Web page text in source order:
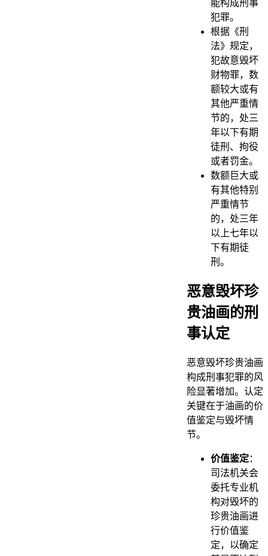
能构成刑事
犯罪。
根据《刑
法》规定，
犯故意毁坏
财物罪，数
额较大或有
其他严重情
节的，处三
年以下有期
徒刑、拘役
或者罚金。
数额巨大或
有其他特别
严重情节
的，处三年
以上七年以
下有期徒
刑。
恶意毁坏珍
贵油画的刑
事认定
恶意毁坏珍贵油画
构成刑事犯罪的风
险显著增加。认定
关键在于油画的价
值鉴定与毁坏情
节。
价值鉴定：
司法机关会
委托专业机
构对毁坏的
珍贵油画进
行价值鉴
定，以确定